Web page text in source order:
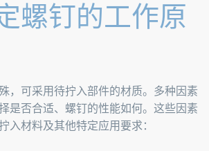
螺钉的工作原
，可采用待拧入部件的材质。多种因素
是否合适、螺钉的性能如何。这些因素
入材料及其他特定应用要求：